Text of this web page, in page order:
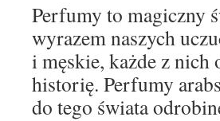
Perfumy to magiczny
wyrazem naszych
i męskie, każde z nich
historię. Perfumy
do tego świata